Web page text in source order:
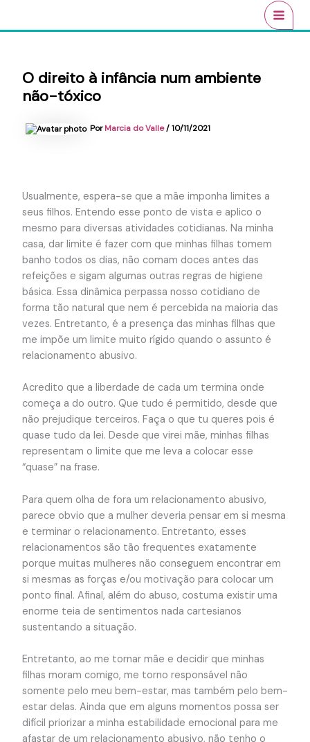
O direito à infância num ambiente
não-tóxico
PorMarcia do Valle/10/11/2021
Usualmente, espera-se que a mãe imponha limites a
seus filhos. Entendo esse ponto de vista e aplico o
mesmo para diversas atividades cotidianas. Na minha
casa, dar limite é fazer com que minhas filhas tomem
banho todos os dias, não comam doces antes das
refeições e sigam algumas outras regras de higiene
básica. Essa dinâmica perpassa nosso cotidiano de
forma tão natural que nem é percebida na maioria das
vezes. Entretanto, é a presença das minhas filhas que
me impõe um limite muito rígido quando o assunto é
relacionamento abusivo.
Acredito que a liberdade de cada um termina onde
começa a do outro. Que tudo é permitido, desde que
não prejudique terceiros. Faça o que tu queres pois é
quase tudo da lei. Desde que virei mãe, minhas filhas
representam o limite que me leva a colocar esse
“quase” na frase.
Para quem olha de fora um relacionamento abusivo,
parece obvio que a mulher deveria pensar em si mesma
e terminar o relacionamento. Entretanto, esses
relacionamentos são tão frequentes exatamente
porque muitas mulheres não conseguem encontrar em
si mesmas as forças e/ou motivação para colocar um
ponto final. Afinal, além do abuso, costuma existir uma
enorme teia de sentimentos nada cartesianos
sustentando a situação.
Entretanto, ao me tornar mãe e decidir que minhas
filhas moram comigo, me torno responsável não
somente pelo meu bem-estar, mas também pelo bem-
estar delas. Ainda que em alguns momentos possa ser
difícil priorizar a minha estabilidade emocional para me
afastar de um relacionamento abusivo, não tenho o